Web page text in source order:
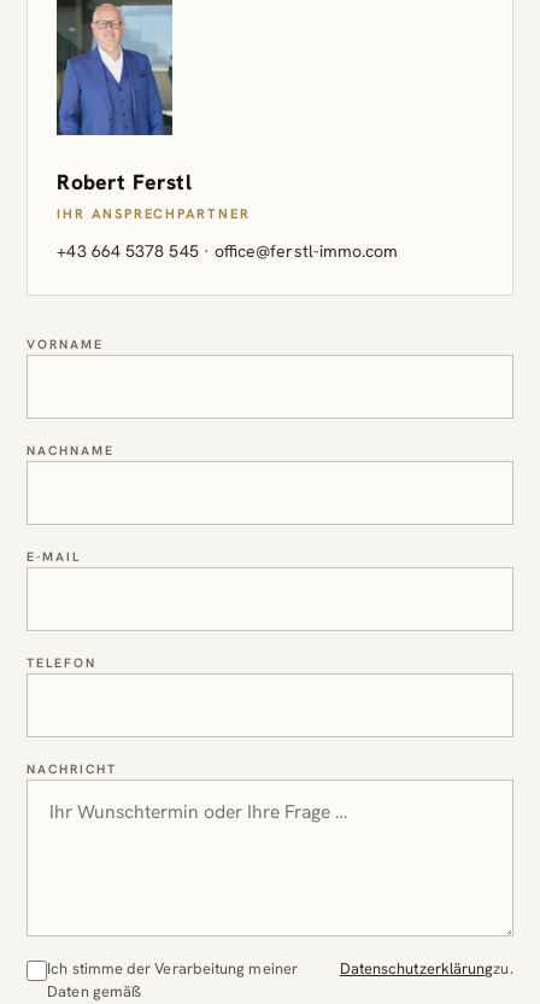
Robert Ferstl
IHR ANSPRECHPARTNER
+43 664 5378 545· office@ferstl-immo.com
VORNAME
NACHNAME
E-MAIL
TELEFON
NACHRICHT
Ich stimme der Verarbeitung meiner
Daten gemäß
Datenschutzerklärungzu.